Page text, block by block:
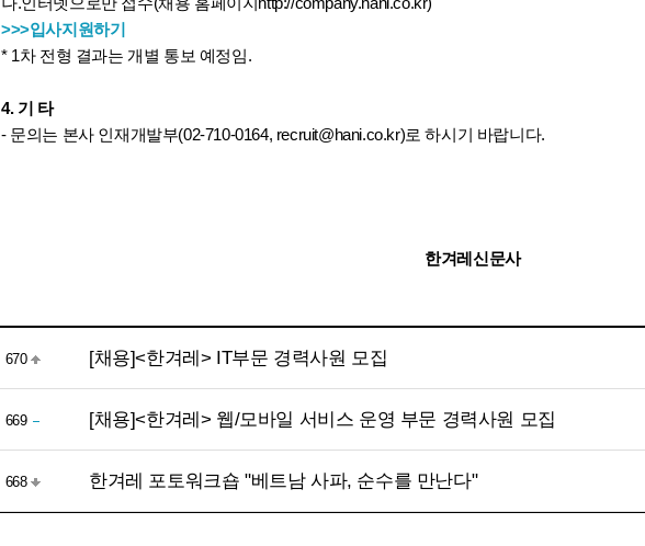
>>>입사지원하기
* 1차 전형 결과는 개별 통보 예정임.
4. 기 타
- 문의는 본사 인재개발부(02-710-0164, recruit@hani.co.kr)로 하시기 바랍니다.
한겨레신문사
670 [채용]<한겨레> IT부문 경력사원 모집
669 [채용]<한겨레> 웹/모바일 서비스 운영 부문 경력사원 모집
668 한겨레 포토워크숍 "베트남 사파, 순수를 만난다"